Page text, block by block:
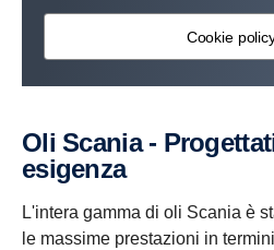
Cookie
Oli Scania - Progettati per ogni
esigenza
L'intera gamma di oli Scania è
le massime prestazioni in